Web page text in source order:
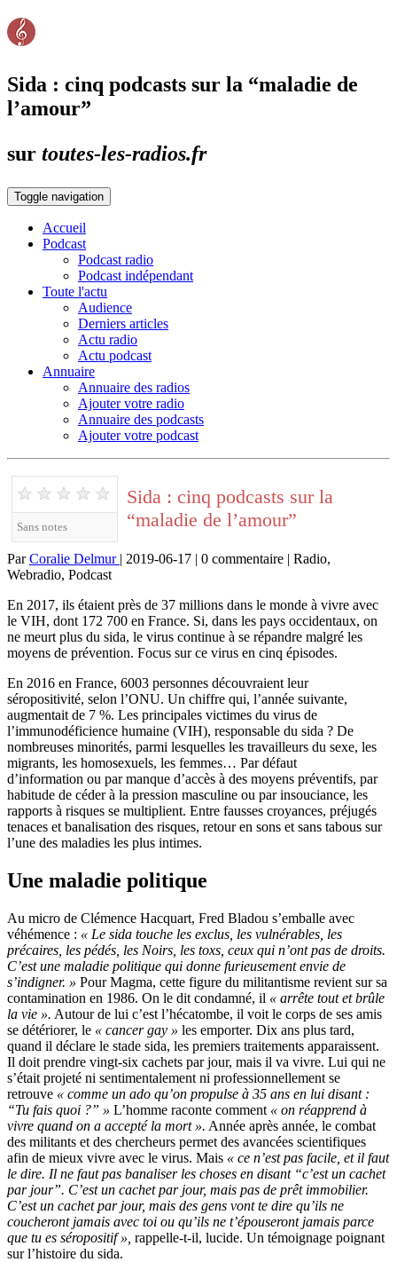
Sida : cinq podcasts sur la “maladie de
l’amour”
sur toutes-les-radios.fr
Toggle navigation
Accueil
Podcast
Podcast radio
Podcast indépendant
Toute l'actu
Audience
Derniers articles
Actu radio
Actu podcast
Annuaire
Annuaire des radios
Ajouter votre radio
Annuaire des podcasts
Ajouter votre podcast
★ ★ ★ ★ ★
Sans notes
Sida : cinq podcasts sur la
“maladie de l’amour”
ParCoralie Delmur | 2019-06-17 | 0 commentaire | Radio,
Webradio, Podcast
En 2017, ils étaient près de 37 millions dans le monde à vivre avec
le VIH, dont 172 700 en France. Si, dans les pays occidentaux, on
ne meurt plus du sida, le virus continue à se répandre malgré les
moyens de prévention. Focus sur ce virus en cinq épisodes.
En 2016 en France, 6003 personnes découvraient leur
séropositivité, selon l’ONU. Un chiffre qui, l’année suivante,
augmentait de 7 %. Les principales victimes du virus de
l’immunodéficience humaine (VIH), responsable du sida ? De
nombreuses minorités, parmi lesquelles les travailleurs du sexe, les
migrants, les homosexuels, les femmes… Par défaut
d’information ou par manque d’accès à des moyens préventifs, par
habitude de céder à la pression masculine ou par insouciance, les
rapports à risques se multiplient. Entre fausses croyances, préjugés
tenaces et banalisation des risques, retour en sons et sans tabous sur
l’une des maladies les plus intimes.
Une maladie politique
Au micro de Clémence Hacquart, Fred Bladou s’emballe avec
véhémence : « Le sida touche les exclus, les vulnérables, les
précaires, les pédés, les Noirs, les toxs, ceux qui n’ont pas de droits.
C’est une maladie politique qui donne furieusement envie de
s’indigner. » Pour Magma, cette figure du militantisme revient sur sa
contamination en 1986. On le dit condamné, il « arrête tout et brûle
la vie ». Autour de lui c’est l’hécatombe, il voit le corps de ses amis
se détériorer, le « cancer gay » les emporter. Dix ans plus tard,
quand il déclare le stade sida, les premiers traitements apparaissent.
Il doit prendre vingt-six cachets par jour, mais il va vivre. Lui qui ne
s’était projeté ni sentimentalement ni professionnellement se
retrouve « comme un ado qu’on propulse à 35 ans en lui disant :
“Tu fais quoi ?” » L’homme raconte comment « on réapprend à
vivre quand on a accepté la mort ». Année après année, le combat
des militants et des chercheurs permet des avancées scientifiques
afin de mieux vivre avec le virus. Mais « ce n’est pas facile, et il faut
le dire. Il ne faut pas banaliser les choses en disant “c’est un cachet
par jour”. C’est un cachet par jour, mais pas de prêt immobilier.
C’est un cachet par jour, mais des gens vont te dire qu’ils ne
coucheront jamais avec toi ou qu’ils ne t’épouseront jamais parce
que tu es séropositif », rappelle-t-il, lucide. Un témoignage poignant
sur l’histoire du sida.